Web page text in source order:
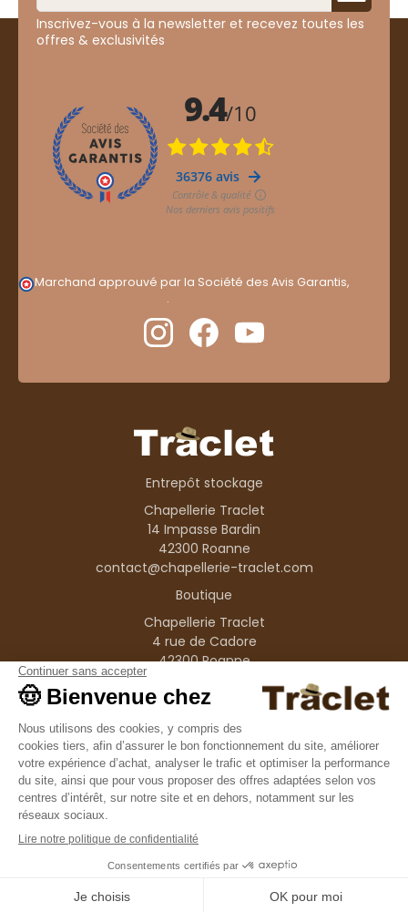
Inscrivez-vous à la newsletter et recevez toutes les
offres & exclusivités
Marchand approuvé par la Société des Avis Garantis,
.
Entrepôt stockage
Chapellerie Traclet
14 Impasse Bardin
42300 Roanne
contact@chapellerie-traclet.com
Boutique
Chapellerie Traclet
4 rue de Cadore
42300 Roanne
Produits
Nos marques